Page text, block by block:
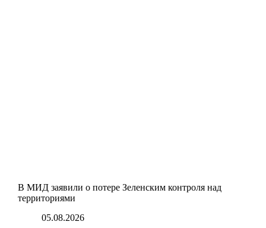
В МИД заявили о потере Зеленским контроля над
территориями
05.08.2026